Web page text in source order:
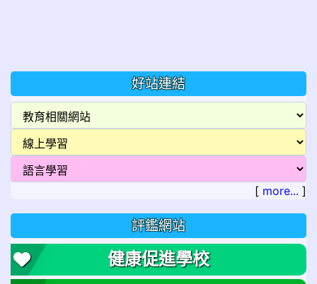
好站連結
[ more... ]
評鑑網站
健康促進學校